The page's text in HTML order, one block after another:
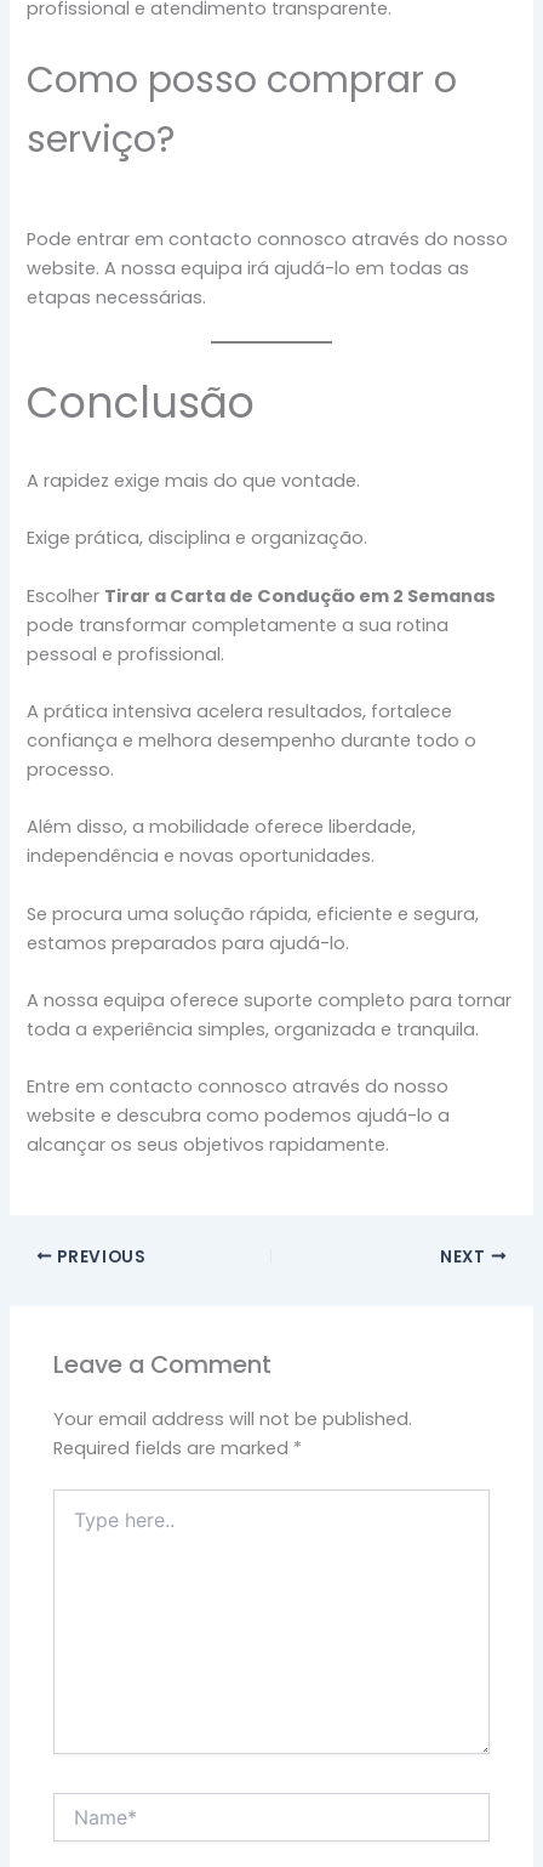
profissional e atendimento transparente.
Como posso comprar o
serviço?
Pode entrar em contacto connosco através do nosso
website. A nossa equipa irá ajudá-lo em todas as
etapas necessárias.
Conclusão
A rapidez exige mais do que vontade.
Exige prática, disciplina e organização.
Escolher Tirar a Carta de Condução em 2 Semanas
pode transformar completamente a sua rotina
pessoal e profissional.
A prática intensiva acelera resultados, fortalece
confiança e melhora desempenho durante todo o
processo.
Além disso, a mobilidade oferece liberdade,
independência e novas oportunidades.
Se procura uma solução rápida, eficiente e segura,
estamos preparados para ajudá-lo.
A nossa equipa oferece suporte completo para tornar
toda a experiência simples, organizada e tranquila.
Entre em contacto connosco através do nosso
website e descubra como podemos ajudá-lo a
alcançar os seus objetivos rapidamente.
PREVIOUS NEXT
Leave a Comment
Your email address will not be published.
Required fields are marked *
here..